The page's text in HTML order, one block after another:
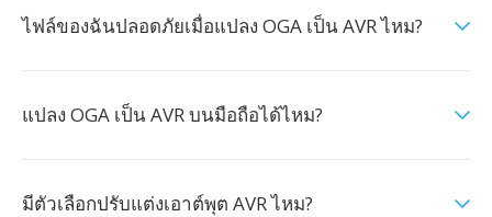
ไฟล์ของฉันปลอดภัยเมื่อแปลง OGA เป็น AVR ไหม?
แปลง OGA เป็น AVR บนมือถือได้ไหม?
มีตัวเลือกปรับแต่งเอาต์พุต AVR ไหม?